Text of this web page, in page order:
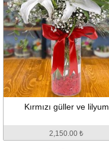
Kırmızı güller ve lilyum
2,150.00 ₺